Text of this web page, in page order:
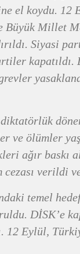
el koydu. 12
Büyük Millet
Siyasi
ve ölümler
ağır baskı
cezası verildi
temel
DİSK’e
12 Eylül,